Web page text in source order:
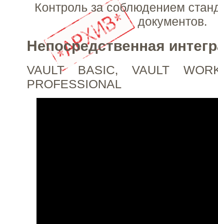
Контроль за соблюдением
документов.
Непосредственная
VAULT BASIC, VAULT
PROFESSIONAL